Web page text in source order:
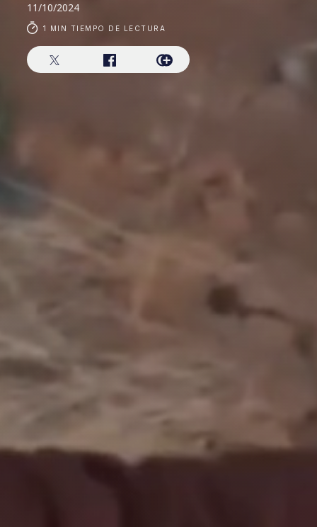
11/10/2024
1 MIN TIEMPO DE LECTURA